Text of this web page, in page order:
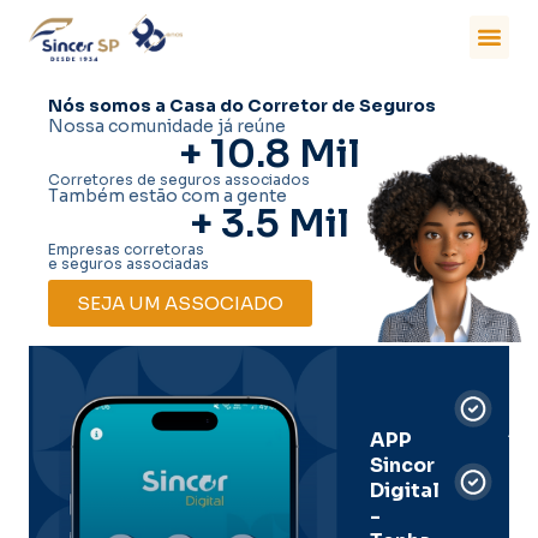
Nós somos a Casa do Corretor de Seguros
Nossa comunidade já reúne
+ 10.8 Mil
Corretores de seguros associados
Também estão com a gente
+ 3.5 Mil
Empresas corretoras
e seguros associadas
SEJA UM ASSOCIADO
APP
Sincor
Digital
-